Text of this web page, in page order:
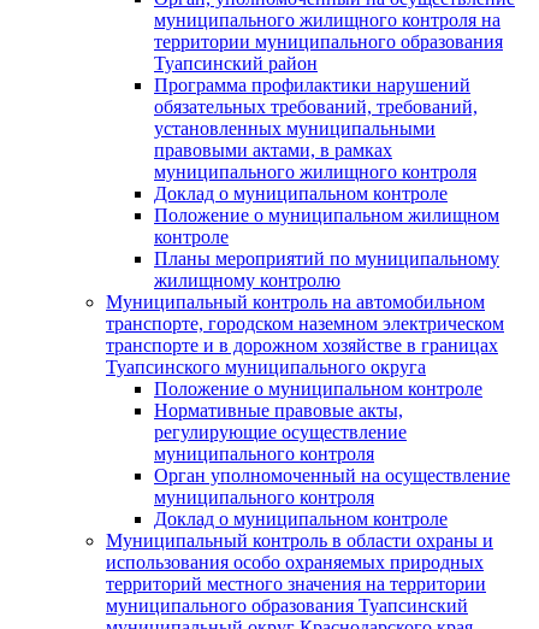
муниципального жилищного контроля на
территории муниципального образования
Туапсинский район
Программа профилактики нарушений
обязательных требований, требований,
установленных муниципальными
правовыми актами, в рамках
муниципального жилищного контроля
Доклад о муниципальном контроле
Положение о муниципальном жилищном
контроле
Планы мероприятий по муниципальному
жилищному контролю
Муниципальный контроль на автомобильном
транспорте, городском наземном электрическом
транспорте и в дорожном хозяйстве в границах
Туапсинского муниципального округа
Положение о муниципальном контроле
Нормативные правовые акты,
регулирующие осуществление
муниципального контроля
Орган уполномоченный на осуществление
муниципального контроля
Доклад о муниципальном контроле
Муниципальный контроль в области охраны и
использования особо охраняемых природных
территорий местного значения на территории
муниципального образования Туапсинский